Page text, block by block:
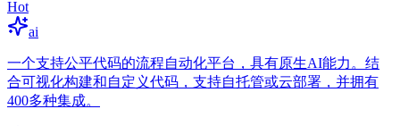
Hot
ai
一个支持公平代码的流程自动化平台，具有原生AI能力。结
合可视化构建和自定义代码，支持自托管或云部署，并拥有
400多种集成。